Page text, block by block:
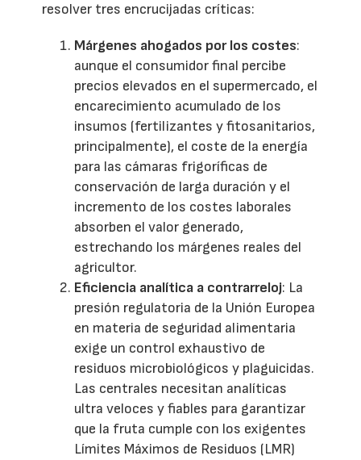
resolver tres encrucijadas críticas:
Márgenes ahogados por los costes:
aunque el consumidor final percibe
precios elevados en el supermercado, el
encarecimiento acumulado de los
insumos (fertilizantes y fitosanitarios,
principalmente), el coste de la energía
para las cámaras frigoríficas de
conservación de larga duración y el
incremento de los costes laborales
absorben el valor generado,
estrechando los márgenes reales del
agricultor.
Eficiencia analítica a contrarreloj: La
presión regulatoria de la Unión Europea
en materia de seguridad alimentaria
exige un control exhaustivo de
residuos microbiológicos y plaguicidas.
Las centrales necesitan analíticas
ultra veloces y fiables para garantizar
que la fruta cumple con los exigentes
Límites Máximos de Residuos (LMR)